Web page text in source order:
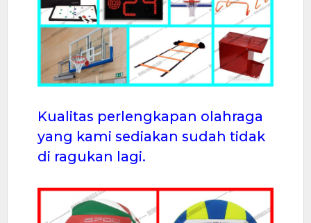
Kualitas perlengkapan olahraga
yang kami sediakan sudah tidak
di ragukan lagi.